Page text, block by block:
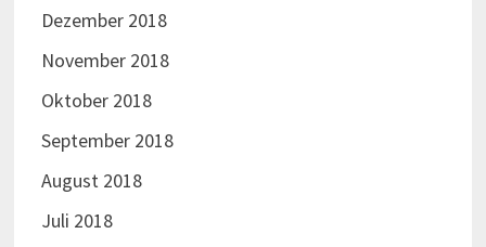
Dezember 2018
November 2018
Oktober 2018
September 2018
August 2018
Juli 2018